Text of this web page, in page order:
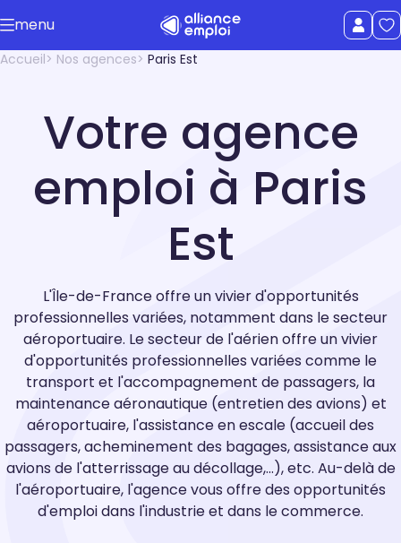
Accéder au contenu principal
Afficher le
menu
le menu
Accueil Nos agences Paris Est
Votre agence
emploi à Paris
Est
L'Île-de-France offre un vivier d'opportunités
professionnelles variées, notamment dans le secteur
aéroportuaire. Le secteur de l'aérien offre un vivier
d'opportunités professionnelles variées comme le
transport et l'accompagnement de passagers, la
maintenance aéronautique (entretien des avions) et
aéroportuaire, l'assistance en escale (accueil des
passagers, acheminement des bagages, assistance aux
avions de l'atterrissage au décollage,...), etc. Au-delà de
l'aéroportuaire, l'agence vous offre des opportunités
d'emploi dans l'industrie et dans le commerce.